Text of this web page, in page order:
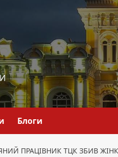
Блоги
ПРАЦІВНИК ТЦК ЗБИВ